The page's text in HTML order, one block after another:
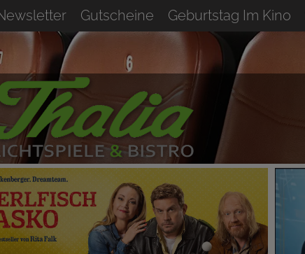
Gutscheine Geburtstag Im Kino